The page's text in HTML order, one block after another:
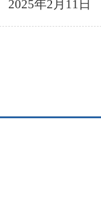
2025年2月 11 日